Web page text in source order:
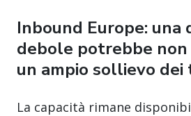
Inbound Europe: una
debole potrebbe
un ampio sollievo dei
La capacità rimane